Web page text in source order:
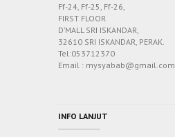
Ff-24, Ff-25, Ff-26,
FIRST FLOOR
D’MALL SRI ISKANDAR,
32610 SRI ISKANDAR, PERAK.
Tel:053712370
Email : mysyabab@gmail.com
INFO LANJUT